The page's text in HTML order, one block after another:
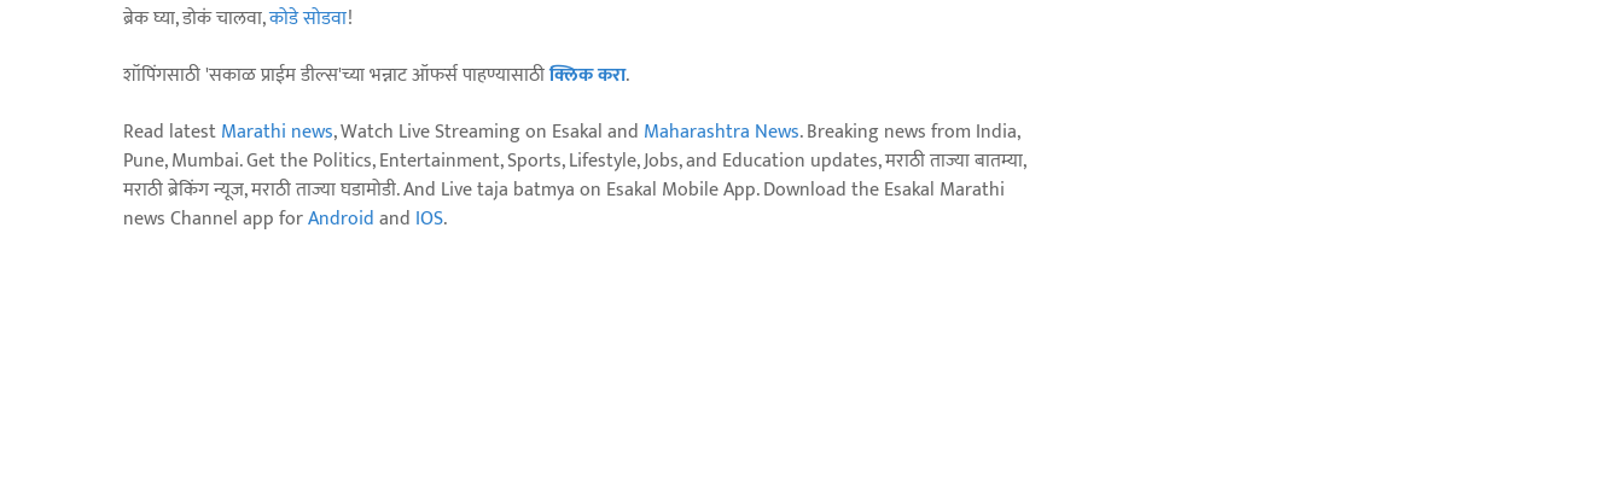
ब्रेक घ्या, डोकं चालवा,कोडे सोडवा!
शॉपिंगसाठी 'सकाळ प्राईम डील्स'च्या भन्नाट ऑफर्स पाहण्यासाठीक्लिक करा.
Read latestMarathi news, Watch Live Streaming on Esakal and Maharashtra News. Breaking news from India,
Pune, Mumbai. Get the Politics, Entertainment, Sports, Lifestyle, Jobs, and Education updates, मराठी ताज्या बातम्या,
मराठी ब्रेकिंग न्यूज, मराठी ताज्या घडामोडी. And Live taja batmya on Esakal Mobile App. Download the Esakal Marathi
news Channel app forAndroidand IOS.